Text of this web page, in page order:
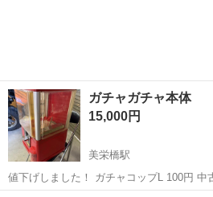
ガチャガチャ本体
15,000円
美栄橋駅
値下げしました！ ガチャコップL 100円 中古です。正常作動しすぎま
す。 沖縄県内で入手困難となっております。 カギは付属しません。